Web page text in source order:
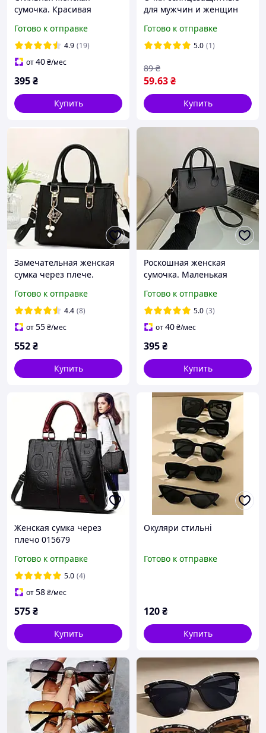
сумочка. Красивая
Готово к отправке
4.9 (19)
от40₴/мес
395₴
Купить
для мужчин и женщин
Готово к отправке
5.0 (1)
59.63₴
89 ₴
Купить
Замечательная женская
сумка через плече.
модная женская сумочка.
Готово к отправке
4.4 (8)
от55₴/мес
552₴
Купить
Роскошная женская
сумочка. Маленькая
необходимых вещей, 20
см
Готово к отправке
5.0 (3)
от40₴/мес
395₴
Купить
Женская сумка через
плечо 015679
Готово к отправке
5.0 (4)
от58₴/мес
575₴
Купить
Окуляри стильні
Готово к отправке
120₴
Купить